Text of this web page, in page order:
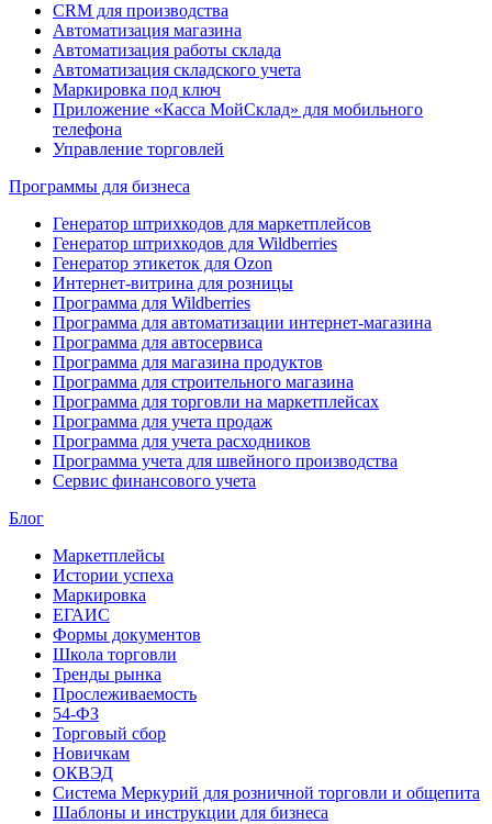
CRM для производства
Автоматизация магазина
Автоматизация работы склада
Автоматизация складского учета
Маркировка под ключ
Приложение «Касса МойСклад» для мобильного
телефона
Управление торговлей
Программы для бизнеса
Генератор штрихкодов для маркетплейсов
Генератор штрихкодов для Wildberries
Генератор этикеток для Ozon
Интернет-витрина для розницы
Программа для Wildberries
Программа для автоматизации интернет-магазина
Программа для автосервиса
Программа для магазина продуктов
Программа для строительного магазина
Программа для торговли на маркетплейсах
Программа для учета продаж
Программа для учета расходников
Программа учета для швейного производства
Сервис финансового учета
Блог
Маркетплейсы
Истории успеха
Маркировка
ЕГАИС
Формы документов
Школа торговли
Тренды рынка
Прослеживаемость
54-ФЗ
Торговый сбор
Новичкам
ОКВЭД
Система Меркурий для розничной торговли и общепита
Шаблоны и инструкции для бизнеса